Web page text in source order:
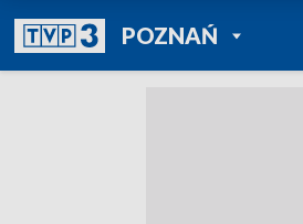
POZNAŃPOWRÓT DO
TVP REGIONY